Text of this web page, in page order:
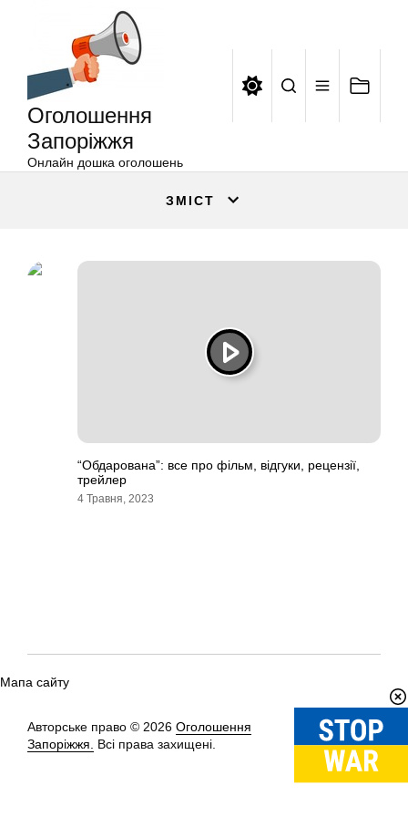
Оголошення
Запоріжжя
Онлайн дошка оголошень
ЗМІСТ
“Обдарована”: все про фільм, відгуки, рецензії,
трейлер
4 Травня, 2023
Мапа сайту
Авторське право © 2026 Оголошення
Запоріжжя.
Всі права захищені.
Вгору↑